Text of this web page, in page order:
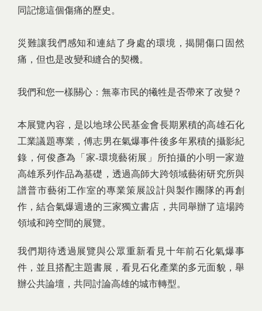
同記憶這個傷痛的歷史。
災難讓我們感知和連結了身處的環境，揭開傷口固然
痛，但也是改變和縫合的契機。
我們和您一樣關心：無辜市民的犧牲是否帶來了改變？
本展覽內容，是以地球公民基金會長期累積的高雄石化
工業議題專業，傅志男在氣爆事件後多年累積的攝影紀
錄，何俊彥為「家-環境藝術展」所拍攝的小明一家遊
高雄系列作品為基礎，透過高師大跨領域藝術研究所與
譜普市藝術工作室的專業策展設計與製作團隊的再創
作，結合氣爆週邊的三家獨立書店，共同舉辦了這場跨
領域和跨空間的展覽。
我們期待透過展覽與公眾重新看見十年前石化氣爆事
件，並且搭配主題書展，看見石化產業的多元面貌，舉
辦公共論壇，共同討論高雄的城市轉型。